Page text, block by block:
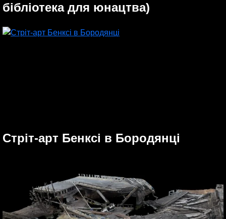
бібліотека для юнацтва)
Стріт-арт Бенксі в Бородянці